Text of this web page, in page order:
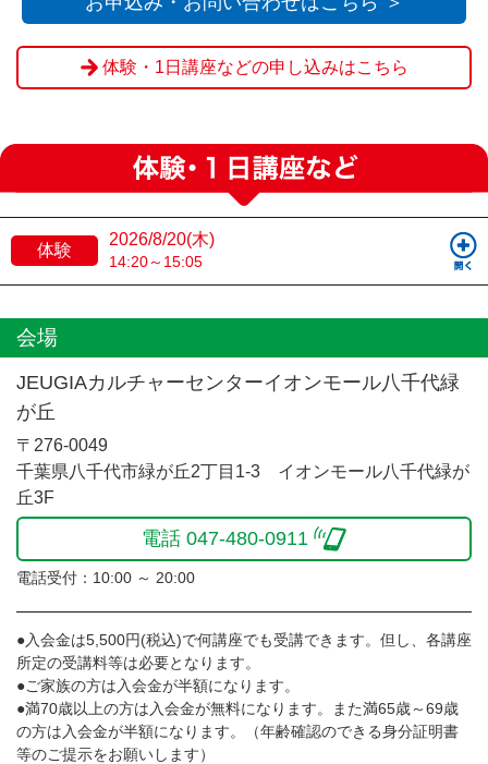
体験・1日講座などの申し込みはこちら
体験
2026/8/20(木)
14:20～15:05
会場
JEUGIAカルチャーセンターイオンモール八千代緑
が丘
〒276-0049
千葉県八千代市緑が丘2丁目1-3 イオンモール八千代緑が
丘3F
電話 047-480-0911
電話受付：10:00 ～ 20:00
●入会金は5,500円(税込)で何講座でも受講できます。但し、各講座
所定の受講料等は必要となります。
●ご家族の方は入会金が半額になります。
●満70歳以上の方は入会金が無料になります。また満65歳～69歳
の方は入会金が半額になります。（年齢確認のできる身分証明書
等のご提示をお願いします）